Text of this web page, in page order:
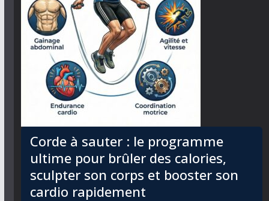
Corde à sauter : le programme
ultime pour brûler des calories,
sculpter son corps et booster son
cardio rapidement